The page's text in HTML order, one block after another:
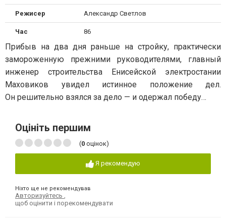
Режисер Александр Светлов
Час 86
Прибыв на два дня раньше на стройку, практически
замороженную прежними руководителями, главный
инженер строительства Енисейской электростании
Маховиков увидел истинное положение дел.
Он решительно взялся за дело — и одержал победу…
Оцініть першим
(0 оцінок)
Я рекомендую
Ніхто ще не рекомендував
Авторизуйтесь
щоб оцінити і порекомендувати